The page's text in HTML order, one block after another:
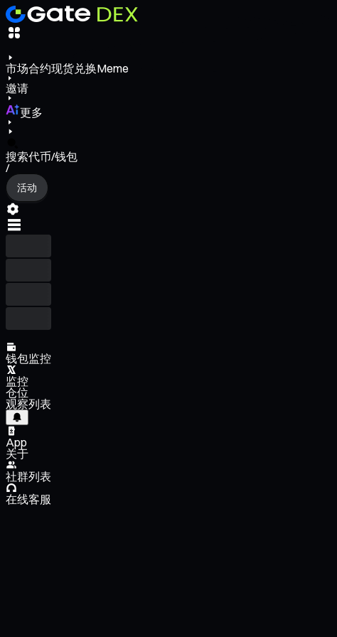
市场合约现货兑换Meme
邀请
更多
搜索代币/钱包
/
活动
钱包监控
监控
仓位
观察列表
App
关于
社群列表
在线客服